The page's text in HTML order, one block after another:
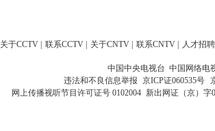
关于CCTV 联系CCTV 关于CNTV 联系CNTV 人才招聘
中国中央电视台 中国网络电
违法和不良信息举报 京ICP证060535号
网上传播视听节目许可证号 0102004 新出网证（京）